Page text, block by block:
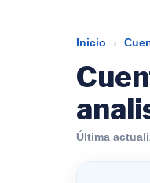
Inicio ›
Última